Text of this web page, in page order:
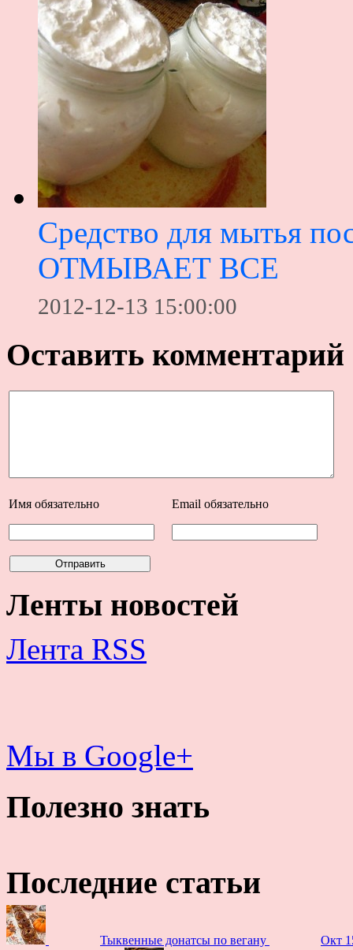
Средство для мытья
ОТМЫВАЕТ ВСЕ
2012-12-13 15:00:00
Оставить комментарий
Имя обязательно Email обязательно
Ленты новостей
Лента RSS
Мы в Google+
Полезно знать
Последние статьи
Тыквенные донатсы по вегану Окт